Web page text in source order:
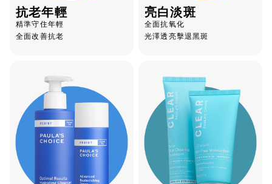
抗老年輕
精準守住年輕
全面改善抗老
亮白淡斑
全面抗氧化
光澤透亮擊退黑斑